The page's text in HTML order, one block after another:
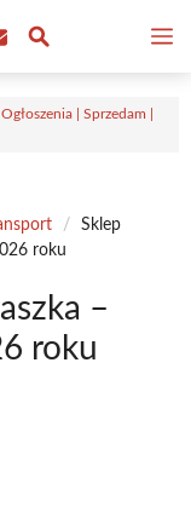
| Sprzedam |
/
Sklep
roku
–
roku